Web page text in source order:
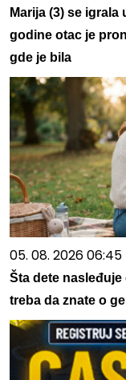
Marija (3) se
godine otac je
gde je bila
05. 08. 2026 06:45
Šta dete
treba da znate o